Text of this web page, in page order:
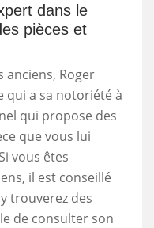
dans le
pièces et
anciens, Roger
qui a sa notoriété à
qui propose des
que vous lui
vous êtes
il est conseillé
trouverez des
de consulter son